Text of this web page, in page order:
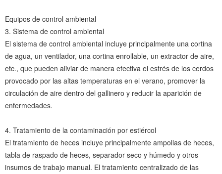
Equipos de control ambiental
3. Sistema de control ambiental
El sistema de control ambiental incluye principalmente una cortina
de agua, un ventilador, una cortina enrollable, un extractor de aire,
etc., que pueden aliviar de manera efectiva el estrés de los cerdos
provocado por las altas temperaturas en el verano, promover la
circulación de aire dentro del gallinero y reducir la aparición de
enfermedades.
4. Tratamiento de la contaminación por estiércol
El tratamiento de heces incluye principalmente ampollas de heces,
tabla de raspado de heces, separador seco y húmedo y otros
insumos de trabajo manual. El tratamiento centralizado de las